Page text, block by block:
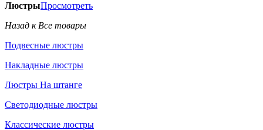
ЛюстрыПросмотреть
Назад к Все товары
Подвесные люстры
Накладные люстры
Люстры На штанге
Светодиодные люстры
Классические люстры